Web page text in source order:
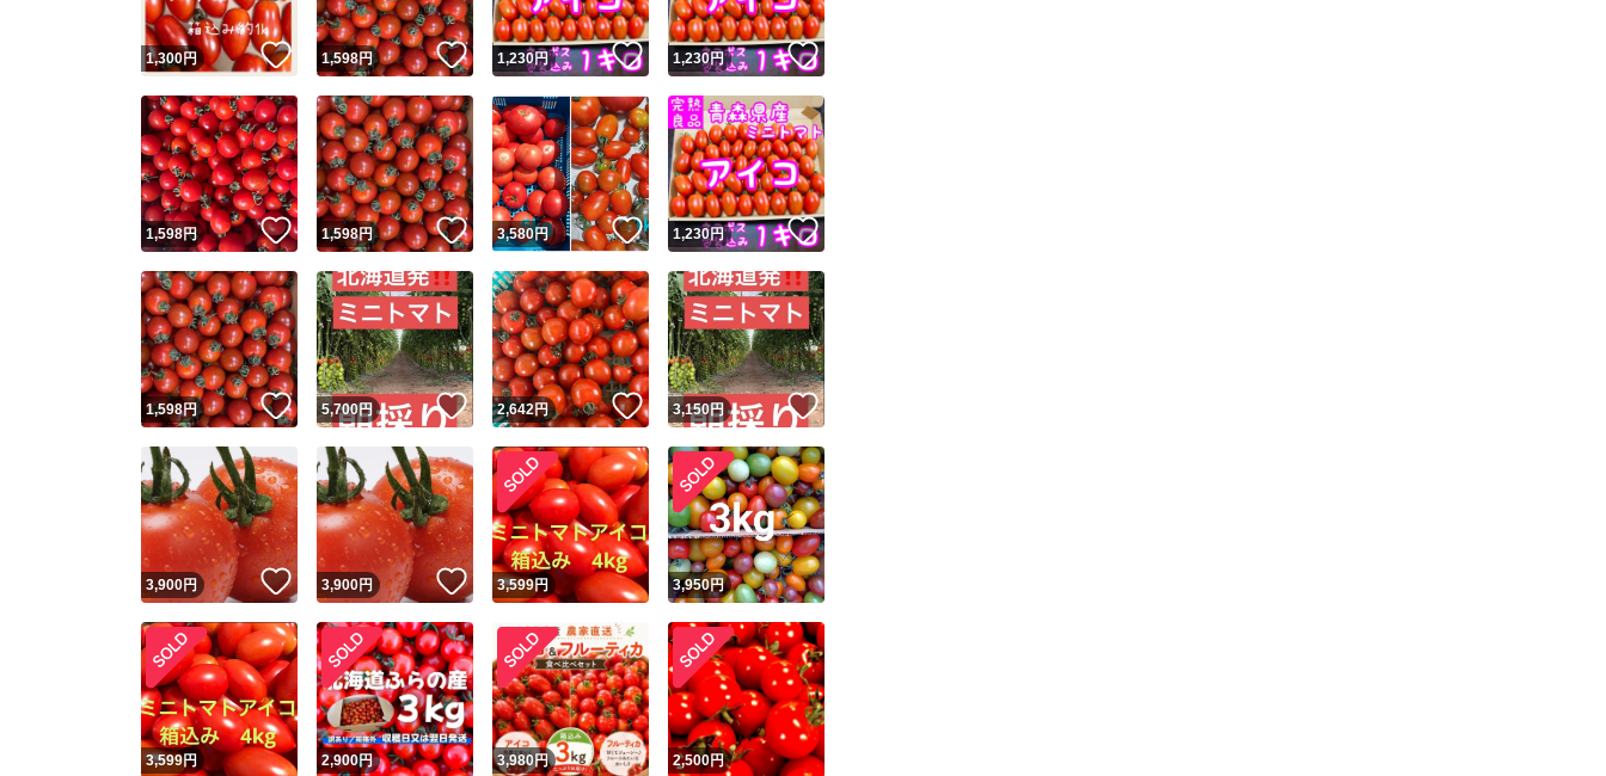
ユーザーの実績について
Yahoo!フリマが定めた一定の基準を満たしたユーザーにバッジを付与しています
安心取引出品者
安心取引出品者 Yahoo!フリマの基準をクリアした安心・安全なユーザーです
取引実績
取引実績◯+ このユーザーはYahoo!フリマの取引を完了させた実績があります
他フリマ実績◯+ このユーザーは他フリマサービスでの取引実績があります
スピード&安心発送
※このバッジは実績に基づく表示であり、発送を保証しているものではありません
スピード＆安心発送
このユーザーは高頻度で24時間以内＆設定した発送日数内に発送してい
ます
この商品の情報をコピーします
商品画像の無断転載は禁止されています
コピーは1商品につき1回です
出品ページへ
キャンセル
1,300円 いいね！
1,598円 いいね！
1,230円 いいね！
1,230円 いいね！
1,598円 いいね！
1,598円 いいね！
3,580円 いいね！
1,230円 いいね！
1,598円 いいね！
5,700円 いいね！
2,642円 いいね！
3,150円 いいね！
3,900円 いいね！
3,900円 いいね！
3,599円 3,950円
3,599円 2,900円 3,980円 2,500円